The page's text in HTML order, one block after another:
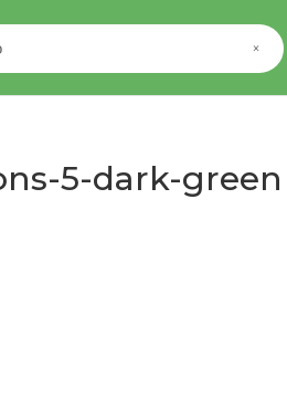
×
5-dark-green